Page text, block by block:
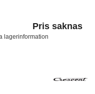
Pris saknas
lagerinformation